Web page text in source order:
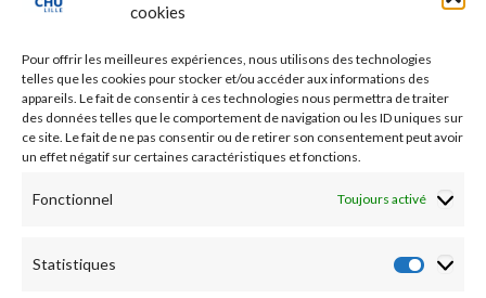
cookies
Pour offrir les meilleures expériences, nous utilisons des technologies
telles que les cookies pour stocker et/ou accéder aux informations des
appareils. Le fait de consentir à ces technologies nous permettra de traiter
des données telles que le comportement de navigation ou les ID uniques sur
ce site. Le fait de ne pas consentir ou de retirer son consentement peut avoir
un effet négatif sur certaines caractéristiques et fonctions.
Fonctionnel Toujours activé
Statistiques
Nos essais cliniques
Ecoles paramédicales